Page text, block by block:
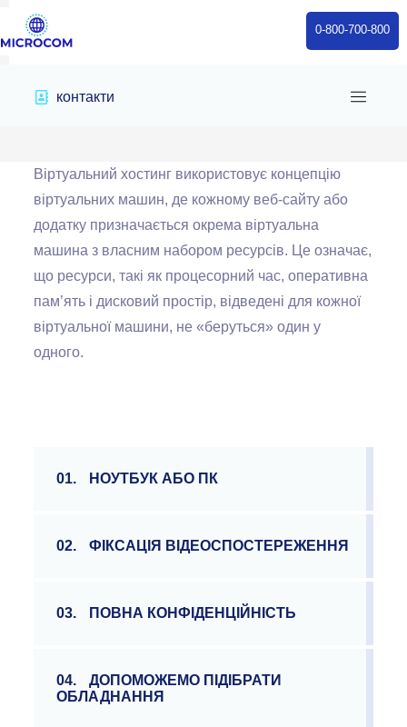
0-800-700-800
контакти
Home / services
01. НОУТБУК АБО ПК
02. ФІКСАЦІЯ ВІДЕОСПОСТЕРЕЖЕННЯ
03. ПОВНА КОНФІДЕНЦІЙНІСТЬ
04.
ДОПОМОЖЕМО ПІДІБРАТИ
ОБЛАДНАННЯ
Віртуальний хостинг використовує концепцію
віртуальних машин, де кожному веб-сайту або
додатку призначається окрема віртуальна
машина з власним набором ресурсів. Це означає,
що ресурси, такі як процесорний час, оперативна
пам’ять і дисковий простір, відведені для кожної
віртуальної машини, не «беруться» один у
одного.